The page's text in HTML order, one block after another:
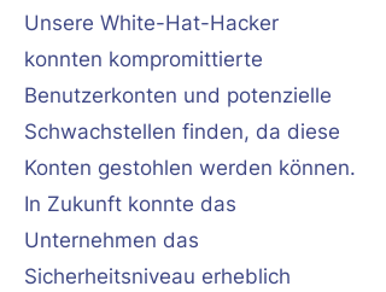
Unsere White-Hat-Hacker
konnten kompromittierte
Benutzerkonten und potenzielle
Schwachstellen finden, da diese
Konten gestohlen werden können.
In Zukunft konnte das
Unternehmen das
Sicherheitsniveau erheblich